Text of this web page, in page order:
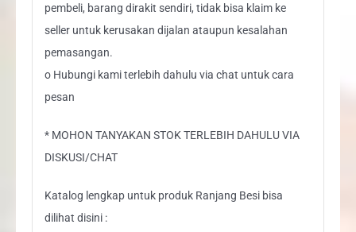
pembeli, barang dirakit sendiri, tidak bisa klaim ke
seller untuk kerusakan dijalan ataupun kesalahan
pemasangan.
o Hubungi kami terlebih dahulu via chat untuk cara
pesan
* MOHON TANYAKAN STOK TERLEBIH DAHULU VIA
DISKUSI/CHAT
Katalog lengkap untuk produk Ranjang Besi bisa
dilihat disini :